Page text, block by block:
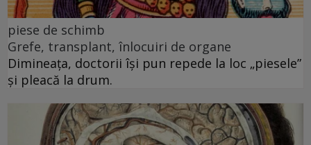
piese de schimb
Grefe, transplant, înlocuiri de organe
Dimineața, doctorii își pun repede la loc „piesele”
și pleacă la drum.